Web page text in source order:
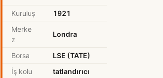
Kuruluş
1921
Merke
z
Londra
Borsa
LSE (TATE)
İş kolu
tatlandırıcı